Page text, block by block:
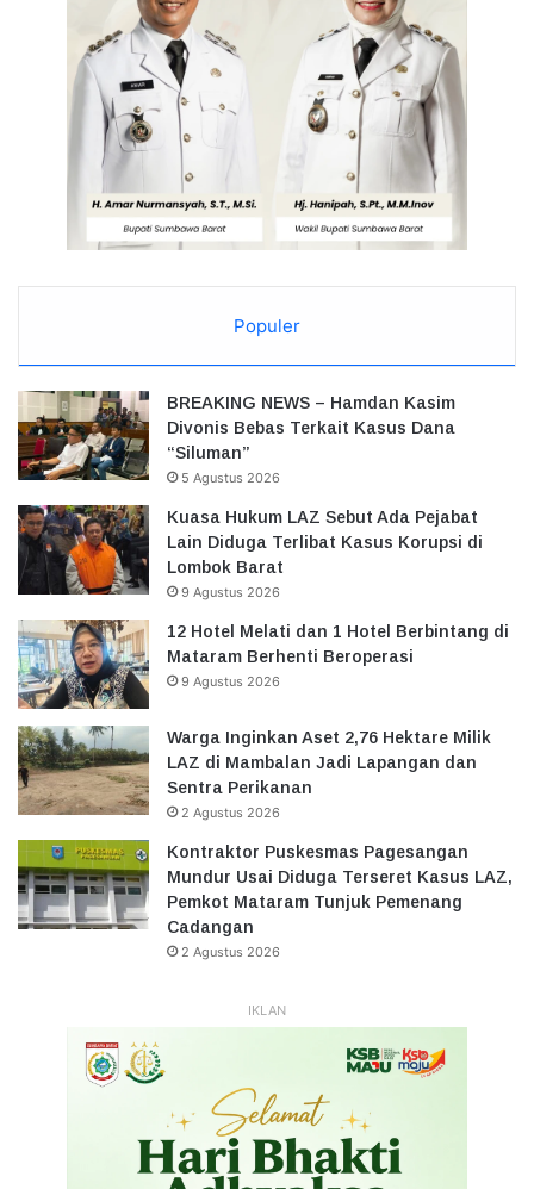
Populer
BREAKING NEWS – Hamdan Kasim
Divonis Bebas Terkait Kasus Dana
“Siluman”
5 Agustus 2026
Kuasa Hukum LAZ Sebut Ada Pejabat
Lain Diduga Terlibat Kasus Korupsi di
Lombok Barat
9 Agustus 2026
12 Hotel Melati dan 1 Hotel Berbintang di
Mataram Berhenti Beroperasi
9 Agustus 2026
Warga Inginkan Aset 2,76 Hektare Milik
LAZ di Mambalan Jadi Lapangan dan
Sentra Perikanan
2 Agustus 2026
Kontraktor Puskesmas Pagesangan
Mundur Usai Diduga Terseret Kasus LAZ,
Pemkot Mataram Tunjuk Pemenang
Cadangan
2 Agustus 2026
IKLAN